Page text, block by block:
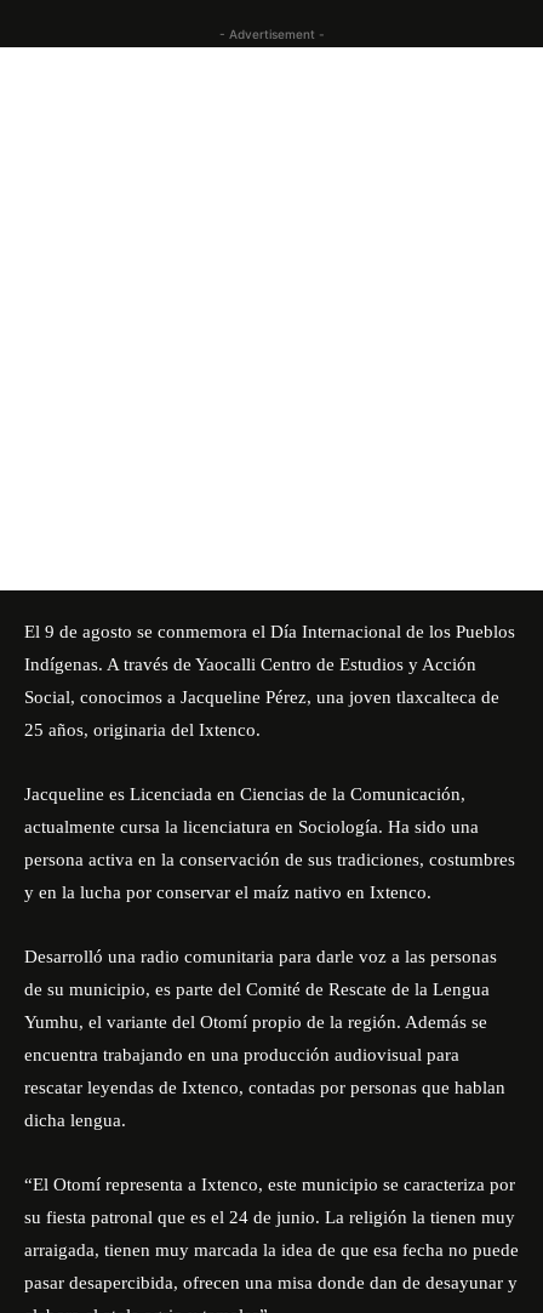
- Advertisement -
El 9 de agosto se conmemora el Día Internacional de los Pueblos
Indígenas. A través de Yaocalli Centro de Estudios y Acción
Social, conocimos a Jacqueline Pérez, una joven tlaxcalteca de
25 años, originaria del Ixtenco.
Jacqueline es Licenciada en Ciencias de la Comunicación,
actualmente cursa la licenciatura en Sociología. Ha sido una
persona activa en la conservación de sus tradiciones, costumbres
y en la lucha por conservar el maíz nativo en Ixtenco.
Desarrolló una radio comunitaria para darle voz a las personas
de su municipio, es parte del Comité de Rescate de la Lengua
Yumhu, el variante del Otomí propio de la región. Además se
encuentra trabajando en una producción audiovisual para
rescatar leyendas de Ixtenco, contadas por personas que hablan
dicha lengua.
“El Otomí representa a Ixtenco, este municipio se caracteriza por
su fiesta patronal que es el 24 de junio. La religión la tienen muy
arraigada, tienen muy marcada la idea de que esa fecha no puede
pasar desapercibida, ofrecen una misa donde dan de desayunar y